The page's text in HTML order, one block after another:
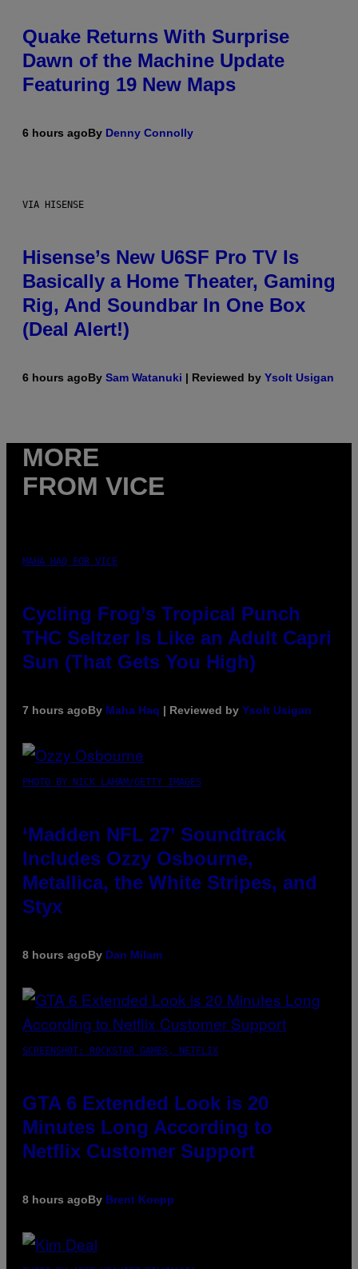
Quake Returns With Surprise
Dawn of the Machine Update
Featuring 19 New Maps
6 hours agoBy Denny Connolly
VIA HISENSE
Hisense’s New U6SF Pro TV Is
Basically a Home Theater, Gaming
Rig, And Soundbar In One Box
(Deal Alert!)
6 hours agoBy Sam Watanuki | Reviewed by Ysolt Usigan
MORE
FROM VICE
MAHA HAQ FOR VICE
Cycling Frog’s Tropical Punch
THC Seltzer Is Like an Adult Capri
Sun (That Gets You High)
7 hours agoBy Maha Haq | Reviewed by Ysolt Usigan
PHOTO BY NICK LAHAM/GETTY IMAGES
‘Madden NFL 27’ Soundtrack
Includes Ozzy Osbourne,
Metallica, the White Stripes, and
Styx
8 hours agoBy Dan Milam
SCREENSHOT: ROCKSTAR GAMES, NETFLIX
GTA 6 Extended Look is 20
Minutes Long According to
Netflix Customer Support
8 hours agoBy Brent Koepp